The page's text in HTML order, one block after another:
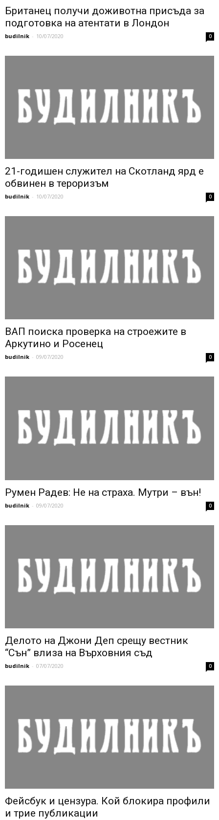
Британец получи доживотна присъда за
подготовка на атентати в Лондон
budilnik - 10/07/2020 0
21-годишен служител на Скотланд ярд е
обвинен в тероризъм
budilnik - 10/07/2020 0
ВАП поиска проверка на строежите в
Аркутино и Росенец
budilnik - 09/07/2020 0
Румен Радев: Не на страха. Мутри – вън!
budilnik - 09/07/2020 0
Делото на Джони Деп срещу вестник
“Сън” влиза на Върховния съд
budilnik - 07/07/2020 0
Фейсбук и цензура. Кой блокира профили
и трие публикации